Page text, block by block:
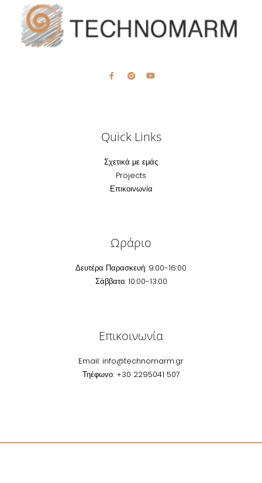
Quick Links
Σχετικά με εμάς
Projects
Επικοινωνία
Ωράριο
Δευτέρα Παρασκευή: 9:00-16:00
Σάββατο: 10:00-13:00
Επικοινωνία
Email: info@technomarm.gr
Τηέφωνο: +30 2295041 507